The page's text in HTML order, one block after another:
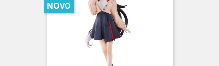
NOVO